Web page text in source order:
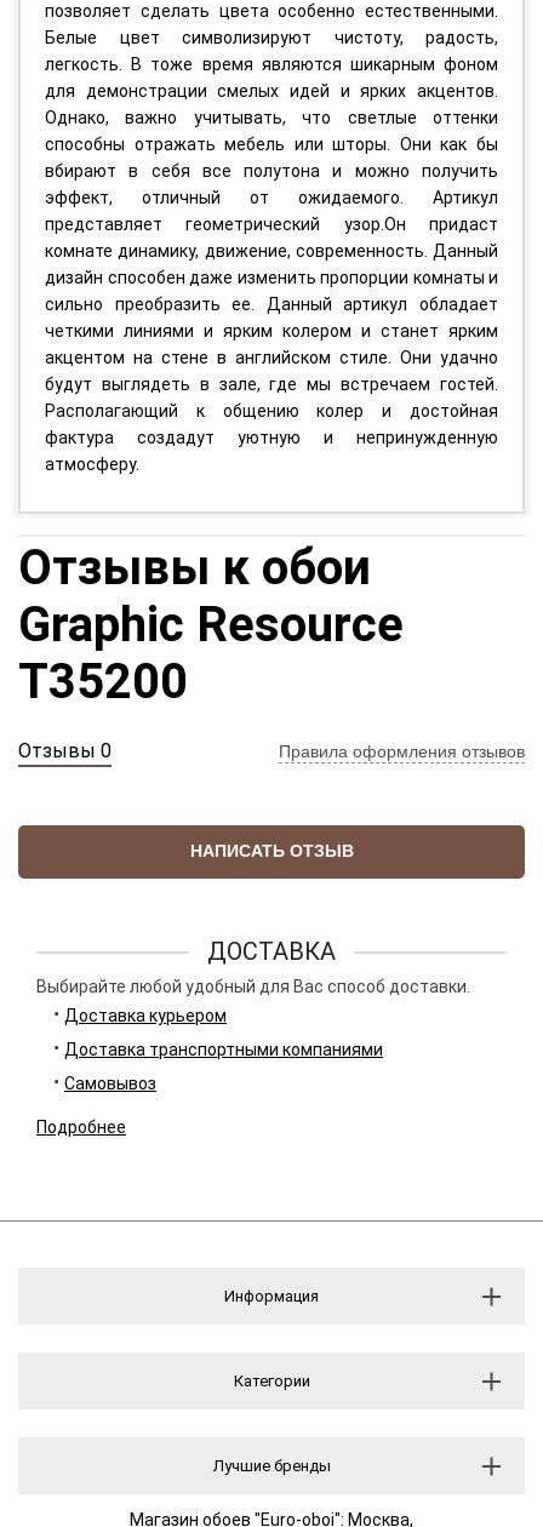
позволяет сделать цвета особенно естественными.
Белые цвет символизируют чистоту, радость,
легкость. В тоже время являются шикарным фоном
для демонстрации смелых идей и ярких акцентов.
Однако, важно учитывать, что светлые оттенки
способны отражать мебель или шторы. Они как бы
вбирают в себя все полутона и можно получить
эффект, отличный от ожидаемого. Артикул
представляет геометрический узор.Он придаст
комнате динамику, движение, современность. Данный
дизайн способен даже изменить пропорции комнаты и
сильно преобразить ее. Данный артикул обладает
четкими линиями и ярким колером и станет ярким
акцентом на стене в английском стиле. Они удачно
будут выглядеть в зале, где мы встречаем гостей.
Располагающий к общению колер и достойная
фактура создадут уютную и непринужденную
атмосферу.
Отзывы к обои
Graphic Resource
T35200
Отзывы 0 Правила оформления отзывов
НАПИСАТЬ ОТЗЫВ
ДОСТАВКА
Выбирайте любой удобный для Вас способ доставки.
Доставка курьером
Доставка транспортными компаниями
Самовывоз
Подробнее
Информация
Категории
Лучшие бренды
Магазин обоев "Euro-oboi": Москва,